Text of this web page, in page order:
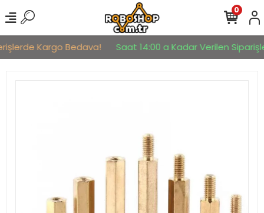
Kargo Bedava! Saat 14:00 a Kadar Verilen
0